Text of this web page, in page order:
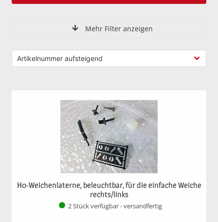
Mehr Filter anzeigen
H0-Weichenlaterne, beleuchtbar, für die einfache Weiche
rechts/links
2 Stück verfügbar - versandfertig